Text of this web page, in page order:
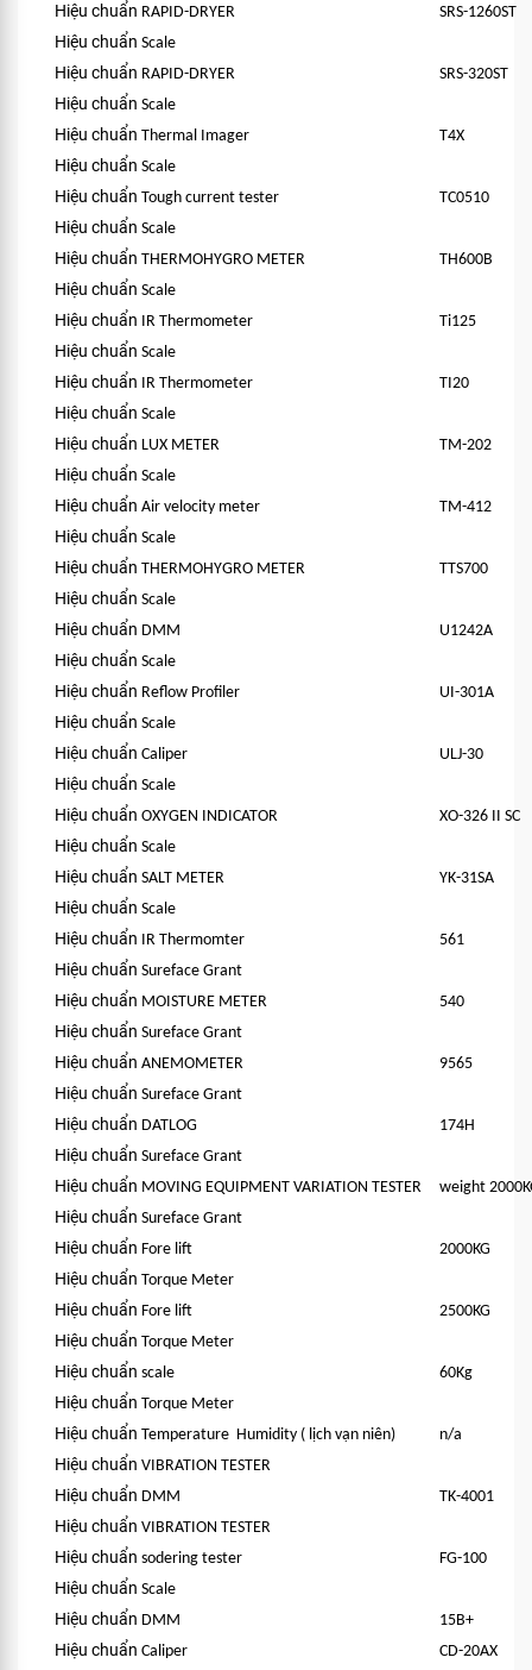
Hiệu chuẩn RAPID-DRYER SRS-1260ST
Hiệu chuẩn Scale
Hiệu chuẩn RAPID-DRYER SRS-320ST
Hiệu chuẩn Scale
Hiệu chuẩn Thermal Imager T4X
Hiệu chuẩn Scale
Hiệu chuẩn Tough current tester TC0510
Hiệu chuẩn Scale
Hiệu chuẩn THERMOHYGRO METER TH600B
Hiệu chuẩn Scale
Hiệu chuẩn IR Thermometer Ti125
Hiệu chuẩn Scale
Hiệu chuẩn IR Thermometer TI20
Hiệu chuẩn Scale
Hiệu chuẩn LUX METER TM-202
Hiệu chuẩn Scale
Hiệu chuẩn Air velocity meter TM-412
Hiệu chuẩn Scale
Hiệu chuẩn THERMOHYGRO METER TTS700
Hiệu chuẩn Scale
Hiệu chuẩn DMM U1242A
Hiệu chuẩn Scale
Hiệu chuẩn Reflow Profiler UI-301A
Hiệu chuẩn Scale
Hiệu chuẩn Caliper ULJ-30
Hiệu chuẩn Scale
Hiệu chuẩn OXYGEN INDICATOR XO-326 II SC
Hiệu chuẩn Scale
Hiệu chuẩn SALT METER YK-31SA
Hiệu chuẩn Scale
Hiệu chuẩn IR Thermomter 561
Hiệu chuẩn Sureface Grant
Hiệu chuẩn MOISTURE METER 540
Hiệu chuẩn Sureface Grant
Hiệu chuẩn ANEMOMETER 9565
Hiệu chuẩn Sureface Grant
Hiệu chuẩn DATLOG 174H
Hiệu chuẩn Sureface Grant
Hiệu chuẩn MOVING EQUIPMENT VARIATION TESTER weight
Hiệu chuẩn Sureface Grant
Hiệu chuẩn Fore lift 2000KG
Hiệu chuẩn Torque Meter
Hiệu chuẩn Fore lift 2500KG
Hiệu chuẩn Torque Meter
Hiệu chuẩn scale 60Kg
Hiệu chuẩn Torque Meter
Hiệu chuẩn Temperature Humidity ( lịch vạn niên) n/a
Hiệu chuẩn VIBRATION TESTER
Hiệu chuẩn DMM TK-4001
Hiệu chuẩn VIBRATION TESTER
Hiệu chuẩn sodering tester FG-100
Hiệu chuẩn Scale
Hiệu chuẩn DMM 15B+
Hiệu chuẩn Caliper CD-20AX